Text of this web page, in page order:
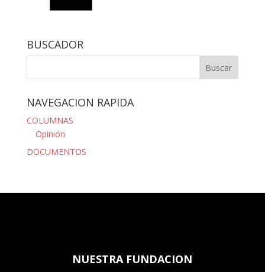
BUSCADOR
NAVEGACION RAPIDA
COLUMNAS
Opinión
DOCUMENTOS
NUESTRA FUNDACION